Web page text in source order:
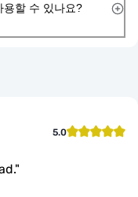
용할 수 있나요?
5.0
"